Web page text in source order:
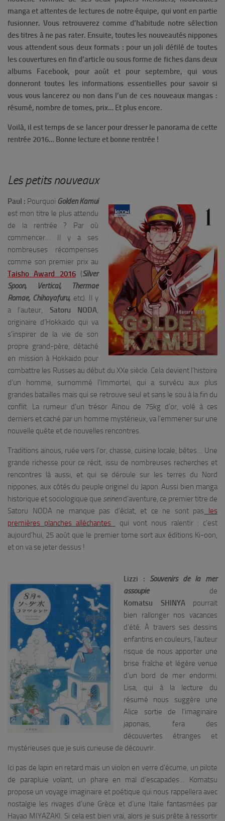
manga et attentes de lectures de notre équipe, qui vont en partie
fusionner. Vous retrouverez comme d’habitude notre sélection
des titres à ne pas rater. Ensuite, toutes les nouveautés nippones
vous attendent sous deux formats : pour un joli défilé de toutes
les couvertures en fin d’article ou sous forme de fiches dans deux
albums Facebook, pour août et pour septembre, qui vous
donneront toutes les informations essentielles pour savoir si
vous vous lancerez ou non dans l’un de ces nouveaux mangas :
résumé, nombre de tomes, prix… Et plus encore.
Voilà, il est temps de se lancer pour dresser le panorama de cette
rentrée 2016… Bonne lecture et bonne rentrée !
Les petits nouveaux
Paul : Pourquoi Golden Kamui
est mon titre le plus attendu
de la rentrée ? Par où
commencer… Il y a ses
nombreuses récompenses
comme son premier prix au
Taisho Award 2016(Silver
Spoon, Vertical, Thermae
Romae, Chihayafuru, etc). Il y
a l’auteur, Satoru NODA,
originaire d’Hokkaido qui va
s’inspirer de la vie de son
propre grand-père, détaché
en mission à Hokkaido pour
combattre les Russes au début du XXe siècle. Cela devient l’histoire
d’un homme, surnommé l’Immortel, qui a survécu aux plus
grandes batailles mais qui se retrouve seul et sans le sou à la fin du
conflit. La rumeur d’un trésor Aïnou de 75kg d’or, volé à ces
derniers et caché par un homme mystérieux, va l’emmener sur une
nouvelle quête et de nouvelles rencontres.
Traditions aïnous, ruée vers l’or, chasse, cuisine locale, bêtes… Une
grande richesse pour ce récit, issu de nombreuses recherches et
rencontres là aussi, et qui se déroule sur les terres du Nord
nippones, aux côtés du peuple originel du Japon. Aussi bien manga
historique et sociologique que seinend’aventure, ce premier titre de
Satoru NODA ne manque pas d’éclat, et ce ne sont pas les
premières planches alléchantes
qui vont nous ralentir : c’est
aujourd’hui, 25 août que le premier tome sort aux éditions Ki-oon,
et on va se jeter dessus !
Lizzi : Souvenirs de la mer
assoupiede
Komatsu SHINYApourrait
bien rallonger nos vacances
d’été. À travers ses dessins
enfantins en couleurs, l’auteur
risque de nous apporter une
brise fraîche et légère venue
d’un bord de mer endormi.
Lisa, qui à la lecture du
résumé nous suggère une
Alice sortie de l’imaginaire
japonais, fera des
découvertes étranges et
mystérieuses que je suis curieuse de découvrir.
Ici pas de lapin en retard mais un violon en verre d’écume, un pilote
de parapluie volant, un phare en mal d’escapades… Komatsu
propose un voyage imaginaire et poétique qui nous rappellera avec
nostalgie les rivages d’une Grèce et d’une Italie fantasmées par
Hayao MIYAZAKI. Si cela est bien vrai, alors je suis prête à ressortir